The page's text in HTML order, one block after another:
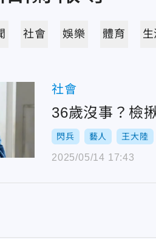
社會 娛樂 體育 生
社會
36歲沒事？檢
閃兵 藝人 王大陸
2025/05/14 17:43